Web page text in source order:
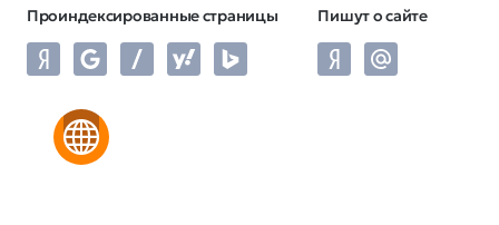
Проиндексированные страницы Пишут о сайте